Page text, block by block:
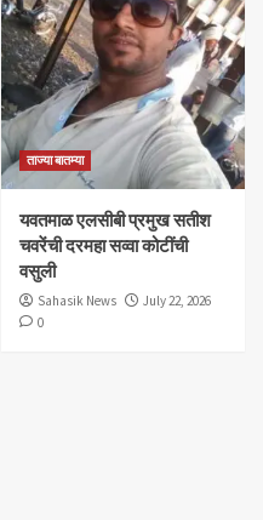
ताज्या बातम्या
यवतमाळ एलसीबी प्रमुख सतीश
चवरेंची दरमहा सव्वा कोटींची
वसुली
Sahasik News
July 22, 2026
0